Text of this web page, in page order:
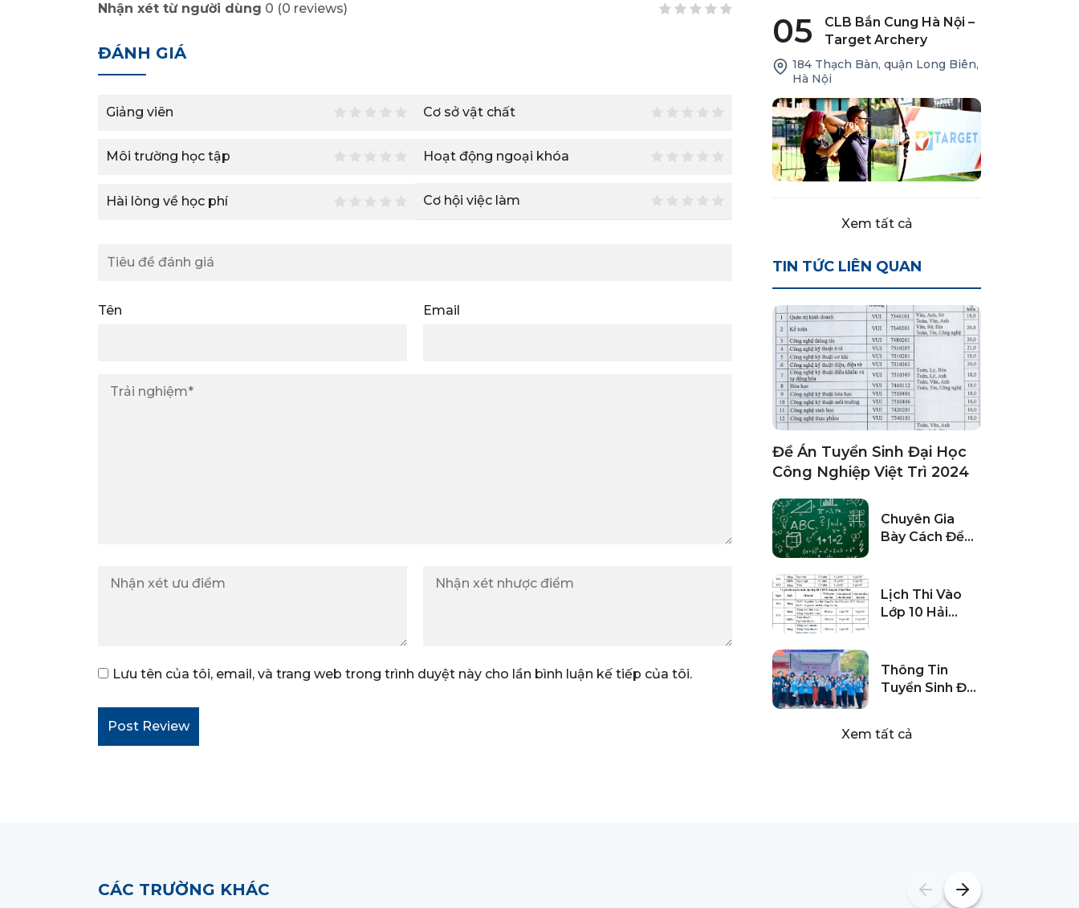
Nhận xét từ người dùng 0 (0 reviews)
ĐÁNH GIÁ
Giảng viên Cơ sở vật chất
Môi trường học tập Hoạt động ngoại khóa
Hài lòng về học phí Cơ hội việc làm
Tên Email
Lưu tên của tôi, email, và trang web trong trình duyệt này cho lần bình luận kế tiếp của tôi.
05
CLB Bắn Cung Hà Nội –
Target Archery
184 Thạch Bàn, quận Long Biên,
Hà Nội
Xem tất cả
TIN TỨC LIÊN QUAN
Đề Án Tuyển Sinh Đại Học
Công Nghiệp Việt Trì 2024
Chuyên Gia
Bày Cách Để
Tốt Nghiệp
THPT
Lịch Thi Vào
Lớp 10 Hải
Thông Tin
Tuyển Sinh Đại
Xem tất cả
CÁC TRƯỜNG KHÁC